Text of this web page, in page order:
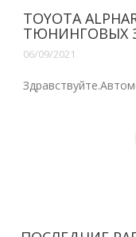
TOYOTA
ТЮНИНГОВЫХ
06/09/2021